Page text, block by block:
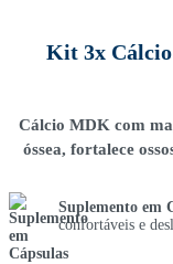
Kit 3x
Cálcio MDK com
óssea, fortalece
Suplemento em
confortáveis e